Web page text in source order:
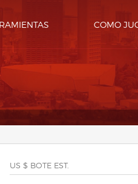
COMO
US $ BOTE EST.